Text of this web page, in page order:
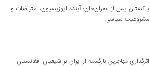
پاکستان پس از عمران‌خان؛ آینده اپوزیسیون، اعتراضات و
مشروعیت سیاسی
اثرگذاری مهاجرین بازگشته از ایران بر شیعیان افغانستان